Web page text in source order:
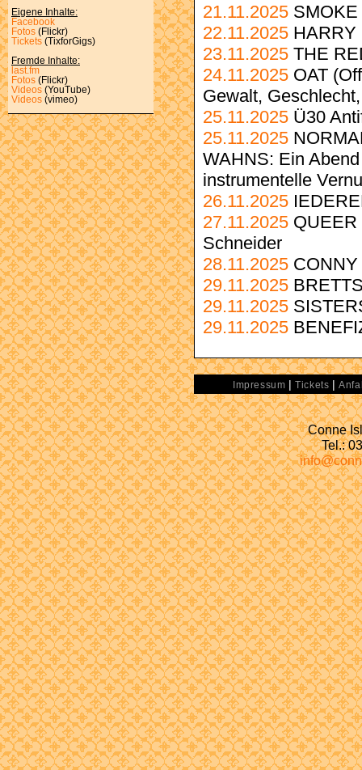
Eigene Inhalte:
Facebook
Fotos (Flickr)
Tickets (TixforGigs)
Fremde Inhalte:
last.fm
Fotos (Flickr)
Videos (YouTube)
Videos (vimeo)
21.11.2025
22.11.2025 HARRY
23.11.2025 THE
24.11.2025 OAT
Gewalt,
25.11.2025 Ü30
25.11.2025
WAHNS: Ein
instrumentelle
26.11.2025
27.11.2025 QUEER
Schneider
28.11.2025 CONNY
29.11.2025
29.11.2025
29.11.2025
Impressum |Tickets |
Conne
Tel.: